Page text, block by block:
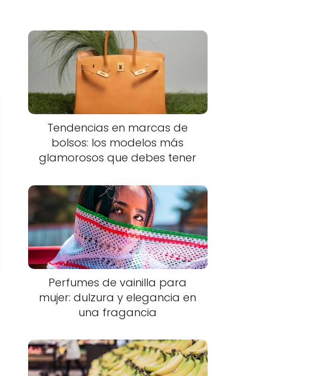
Tendencias en marcas de
bolsos: los modelos más
glamorosos que debes tener
Perfumes de vainilla para
mujer: dulzura y elegancia en
una fragancia